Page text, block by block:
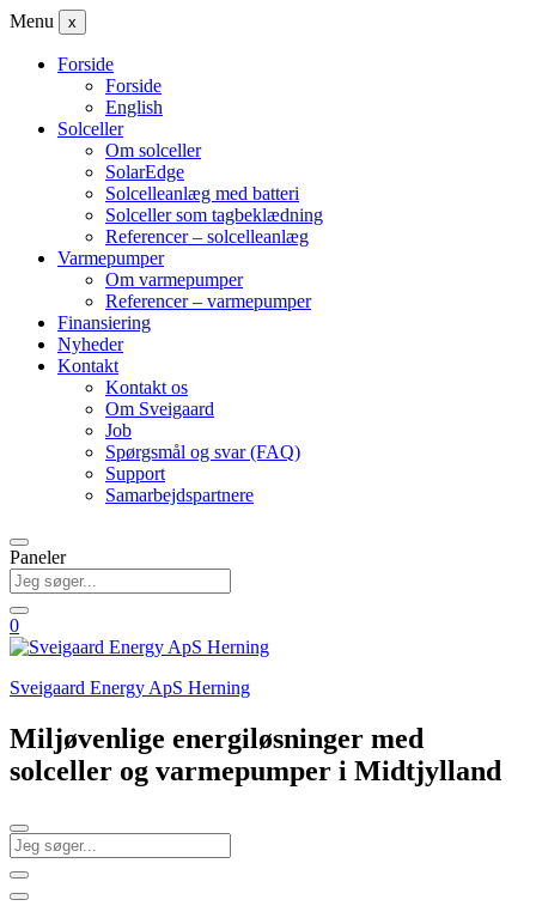
Menu x
Forside
Forside
English
Solceller
Om solceller
SolarEdge
Solcelleanlæg med batteri
Solceller som tagbeklædning
Referencer – solcelleanlæg
Varmepumper
Om varmepumper
Referencer – varmepumper
Finansiering
Nyheder
Kontakt
Kontakt os
Om Sveigaard
Job
Spørgsmål og svar (FAQ)
Support
Samarbejdspartnere
Paneler
0
Sveigaard Energy ApS Herning
Miljøvenlige energiløsninger med
solceller og varmepumper i Midtjylland